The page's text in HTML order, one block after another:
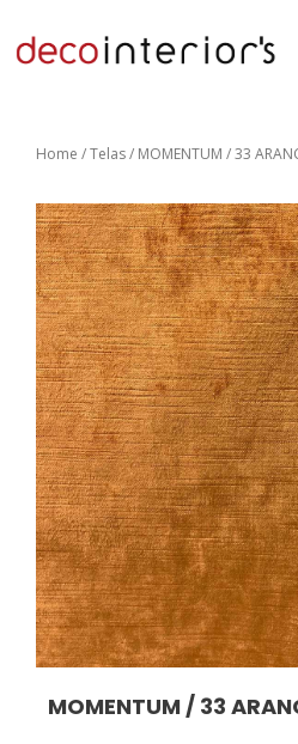
Home /Telas/ MOMENTUM / 33
MOMENTUM / 33